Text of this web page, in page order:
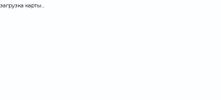
загрузка карты...